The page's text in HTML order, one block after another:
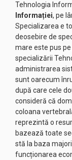
Tehnologia
Informației, pe
Specializarea e
deosebire de
mare este pus
specializării
administrarea
sunt oarecum
după care cele
consideră că
coloana
reprezintă o
bazează toate
stă la baza
funcționarea